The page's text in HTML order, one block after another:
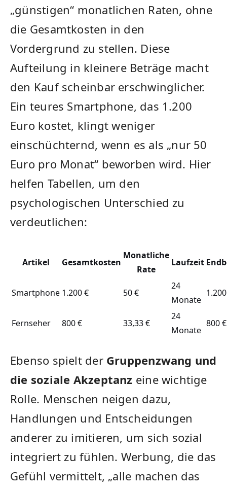
„günstigen“ monatlichen Raten, ohne
die Gesamtkosten in den
Vordergrund zu stellen. Diese
Aufteilung in kleinere Beträge macht
den Kauf scheinbar erschwinglicher.
Ein teures Smartphone, das 1.200
Euro kostet, klingt weniger
einschüchternd, wenn es als „nur 50
Euro pro Monat“ beworben wird. Hier
helfen Tabellen, um den
psychologischen Unterschied zu
verdeutlichen:
Artikel Gesamtkosten
Monatliche
Rate
Laufzeit
Smartphone 1.200 € 50 €
24
Monate
Fernseher 800 € 33,33 €
24
Monate
800 €
Ebenso spielt der Gruppenzwang und
die soziale Akzeptanz eine wichtige
Rolle. Menschen neigen dazu,
Handlungen und Entscheidungen
anderer zu imitieren, um sich sozial
integriert zu fühlen. Werbung, die das
Gefühl vermittelt, „alle machen das